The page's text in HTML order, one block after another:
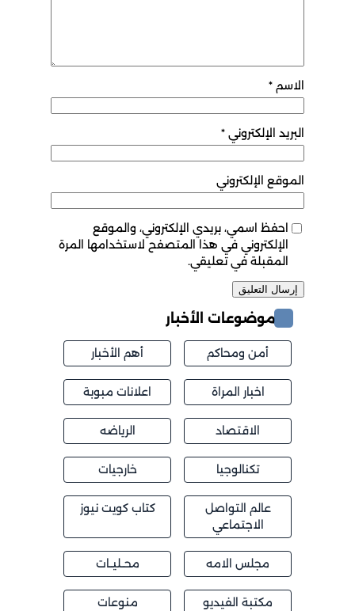
الاسم *
البريد الإلكتروني *
الموقع الإلكتروني
احفظ اسمي، بريدي الإلكتروني، والموقع
الإلكتروني في هذا المتصفح لاستخدامها المرة
المقبلة في تعليقي.
موضوعات الأخبار
أمن ومحاكم أهم الأخبار
اخبار المراة اعلانات مبوبة
الاقتصاد الرياضه
تكنالوجيا خارجيات
عالم التواصل
الاجتماعي
كتاب كويت نيوز
مجلس الامه محــليــات
مكتبة الفيديو منوعات